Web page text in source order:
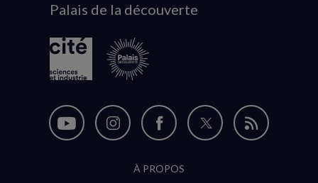
logo
Palais de la découverte
Nous
Nous
Nous
sur
Nous
Flux
À PROPOS